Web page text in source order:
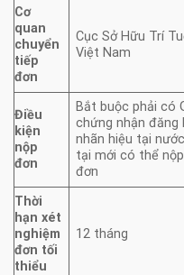
Cơ
quan
chuyển
tiếp
đơn
Cục Sở Hữu Trí
Việt Nam
Điều
kiện
nộp
đơn
Bắt buộc phải có
chứng nhận đăng
nhãn hiệu tại
tại mới có thể nộp
đơn
Thời
hạn xét
nghiệm
đơn tối
thiểu
12 tháng